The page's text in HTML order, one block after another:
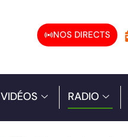
NOS DIRECTS
VIDÉOS RADIO